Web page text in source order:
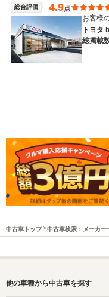
総合評価 4.9点
お客様
トヨタ
総掲載
中古車トップ 中古車検索：メーカー
他の車種から中古車を探す